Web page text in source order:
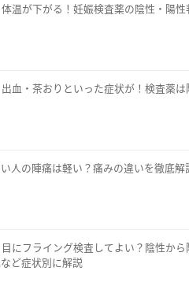
温が下がる！妊娠検査薬の陰性・陽性
血・茶おりといった症状が！検査薬は
人の陣痛は軽い？痛みの違いを徹底解
にフライング検査してよい？陰性か
ど症状別に解説